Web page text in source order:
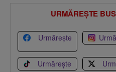
URMĂREȘTE
Urmărește
Urmărește